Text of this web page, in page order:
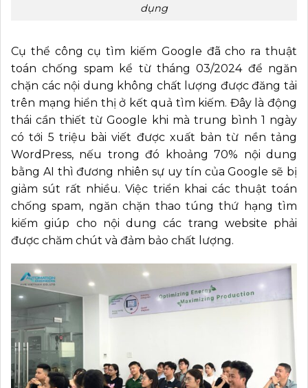
dụng
Cụ thể công cụ tìm kiếm Google đã cho ra thuật
toán chống spam kể từ tháng 03/2024 để ngăn
chặn các nội dung không chất lượng được đăng tải
trên mạng hiển thị ở kết quả tìm kiếm. Đây là động
thái cần thiết từ Google khi mà trung bình 1 ngày
có tới 5 triệu bài viết được xuất bản từ nền tảng
WordPress, nếu trong đó khoảng 70% nội dung
bằng AI thì đương nhiên sự uy tín của Google sẽ bị
giảm sút rất nhiều. Việc triển khai các thuật toán
chống spam, ngăn chặn thao túng thứ hạng tìm
kiếm giúp cho nội dung các trang website phải
được chăm chút và đảm bảo chất lượng.